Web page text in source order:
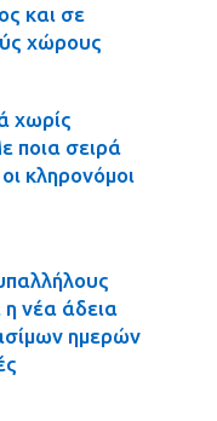
και σε
χώρους
χωρίς
ποια σειρά
κληρονόμοι
η νέα άδεια
ημερών